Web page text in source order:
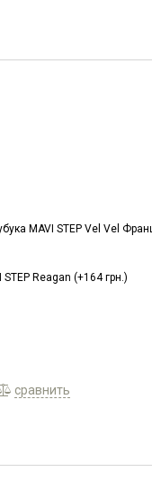
MAVI STEP Vel Vel
Reagan (+164 грн.)
сравнить